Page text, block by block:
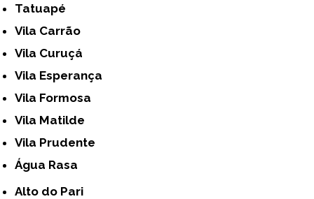
Tatuapé
Vila Carrão
Vila Curuçá
Vila Esperança
Vila Formosa
Vila Matilde
Vila Prudente
Água Rasa
Alto do Pari